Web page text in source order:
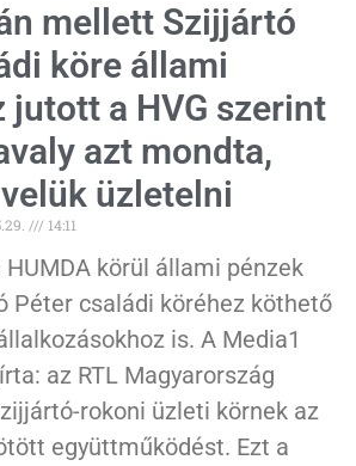
mellett Szijjártó
köre állami
jutott a HVG szerint
azt mondta,
üzletelni
14:11
körül állami pénzek
Péter családi köréhez köthető
is. A Media1
az RTL Magyarország
rokoni üzleti körnek az
együttműködést. Ezt a